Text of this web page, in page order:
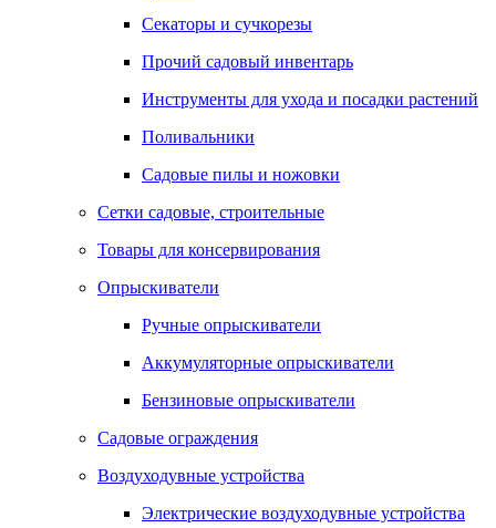
Секаторы и сучкорезы
Прочий садовый инвентарь
Инструменты для ухода и посадки растений
Поливальники
Садовые пилы и ножовки
Сетки садовые, строительные
Товары для консервирования
Опрыскиватели
Ручные опрыскиватели
Аккумуляторные опрыскиватели
Бензиновые опрыскиватели
Садовые ограждения
Воздуходувные устройства
Электрические воздуходувные устройства